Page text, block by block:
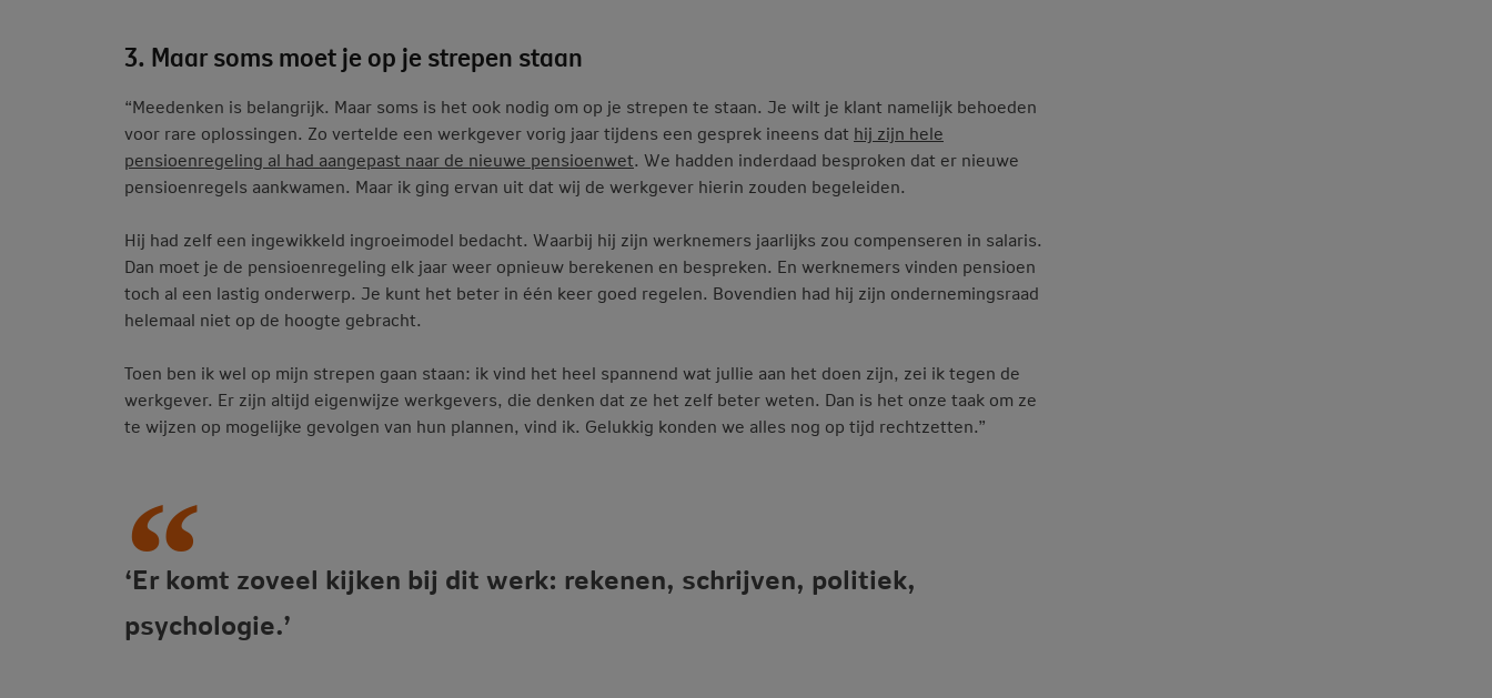
3. Maar soms moet je op je strepen staan
“Meedenken is belangrijk. Maar soms is het ook nodig om op je strepen te staan. Je wilt je klant namelijk behoeden
voor rare oplossingen. Zo vertelde een werkgever vorig jaar tijdens een gesprek ineens dat hij zijn hele
pensioenregeling al had aangepast naar de nieuwe pensioenwet. We hadden inderdaad besproken dat er nieuwe
pensioenregels aankwamen. Maar ik ging ervan uit dat wij de werkgever hierin zouden begeleiden.
Hij had zelf een ingewikkeld ingroeimodel bedacht. Waarbij hij zijn werknemers jaarlijks zou compenseren in salaris.
Dan moet je de pensioenregeling elk jaar weer opnieuw berekenen en bespreken. En werknemers vinden pensioen
toch al een lastig onderwerp. Je kunt het beter in één keer goed regelen. Bovendien had hij zijn ondernemingsraad
helemaal niet op de hoogte gebracht.
Toen ben ik wel op mijn strepen gaan staan: ik vind het heel spannend wat jullie aan het doen zijn, zei ik tegen de
werkgever. Er zijn altijd eigenwijze werkgevers, die denken dat ze het zelf beter weten. Dan is het onze taak om ze
te wijzen op mogelijke gevolgen van hun plannen, vind ik. Gelukkig konden we alles nog op tijd rechtzetten.”
‘Er komt zoveel kijken bij dit werk: rekenen, schrijven, politiek,
psychologie.’